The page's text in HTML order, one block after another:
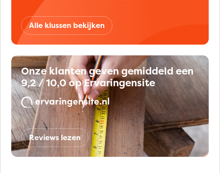
Alle klussen bekijken
Onze klanten geven gemiddeld een
9,2 / 10,0 op Ervaringensite
Reviews lezen